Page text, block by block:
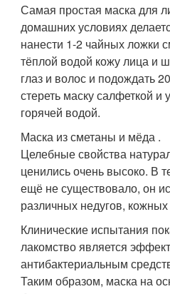
Самая простая маска для
домашних условиях
нанести 1-2 чайных ложки
тёплой водой кожу лица и
глаз и волос и подождать
стереть маску салфеткой
горячей водой.
Маска из сметаны и мёда .
Целебные свойства
ценились очень высоко. В
ещё не существовало, он
различных недугов,
Клинические испытания
лакомство является
антибактериальным
Таким образом, маска на